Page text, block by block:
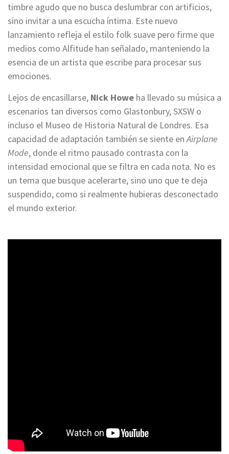
timbre agudo que no busca deslumbrar con artificios,
sino invitar a una escucha íntima. Este nuevo
lanzamiento refleja el estilo folk suave pero firme que
medios como Alfitude han señalado, manteniendo la
esencia de un artista que escribe para procesar sus
emociones.
Lejos de encasillarse, Nick Howe ha llevado su música a
escenarios tan diversos como Glastonbury, SXSW o
incluso el Museo de Historia Natural de Londres. Esa
capacidad de adaptación también se siente en Airplane
Mode, donde el ritmo pausado contrasta con la
intensidad emocional que se filtra en cada nota. No es
un tema que busque acelerarte, sino uno que te deja
suspendido, como si realmente hubieras desconectado
el mundo exterior.